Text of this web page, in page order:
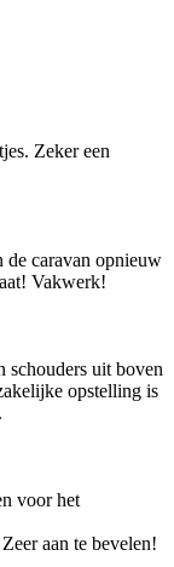
Zeker een
de caravan opnieuw
Vakwerk!
schouders uit boven
opstelling is
voor het
aan te bevelen!